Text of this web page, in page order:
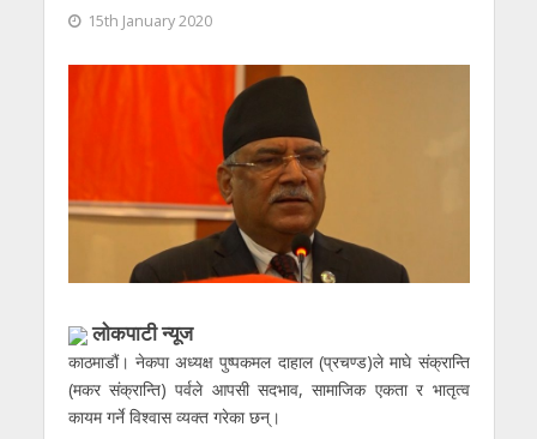
15th January 2020
लाेकपाटी न्यूज
काठमाडौं। नेकपा अध्यक्ष पुष्पकमल दाहाल (प्रचण्ड)ले माघे संक्रान्ति
(मकर संक्रान्ति) पर्वले आपसी सदभाव, सामाजिक एकता र भातृत्व
कायम गर्ने विश्वास व्यक्त गरेका छन्।